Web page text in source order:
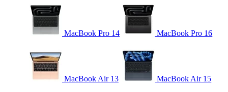
MacBook Pro 14 MacBook Pro 16
MacBook Air 13 MacBook Air 15